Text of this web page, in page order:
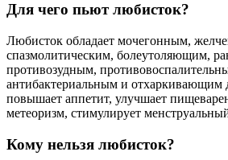
Для чего пьют любисток?
Любисток обладает мочегонным,
спазмолитическим, болеутоляющим,
противозудным,
антибактериальным и отхаркивающим
повышает аппетит, улучшает
метеоризм, стимулирует
Кому нельзя любисток?